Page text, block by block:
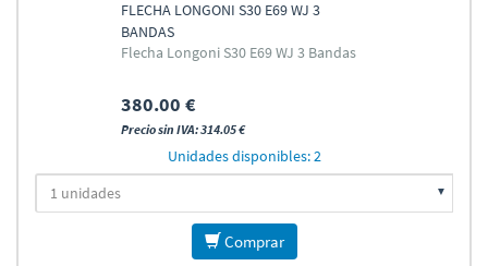
FLECHA LONGONI S30 E69 WJ 3
BANDAS
Flecha Longoni S30 E69 WJ 3 Bandas
380.00 €
Precio sin IVA: 314.05 €
Unidades disponibles: 2
Comprar